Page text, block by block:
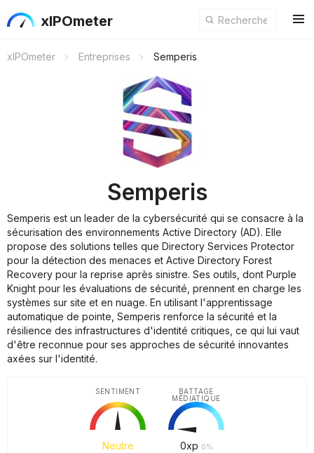
xIPOmeter
xIPOmeter Entreprises Semperis
Semperis
Semperis est un leader de la cybersécurité qui se consacre à la
sécurisation des environnements Active Directory (AD). Elle
propose des solutions telles que Directory Services Protector
pour la détection des menaces et Active Directory Forest
Recovery pour la reprise après sinistre. Ses outils, dont Purple
Knight pour les évaluations de sécurité, prennent en charge les
systèmes sur site et en nuage. En utilisant l'apprentissage
automatique de pointe, Semperis renforce la sécurité et la
résilience des infrastructures d'identité critiques, ce qui lui vaut
d'être reconnue pour ses approches de sécurité innovantes
axées sur l'identité.
Neutre
SENTIMENT
0xp 0%
BATTAGE
MÉDIATIQUE